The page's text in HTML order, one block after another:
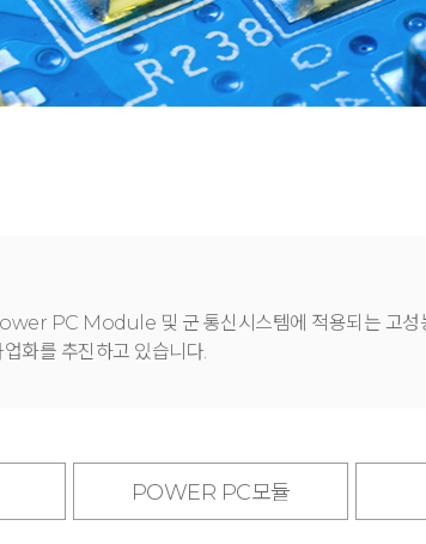
PC Module 및 군 통신시스템에 적용되는 고성
화를 추진하고 있습니다.
POWER PC모듈